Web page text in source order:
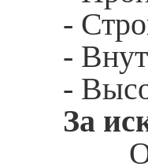
-
-
-
За